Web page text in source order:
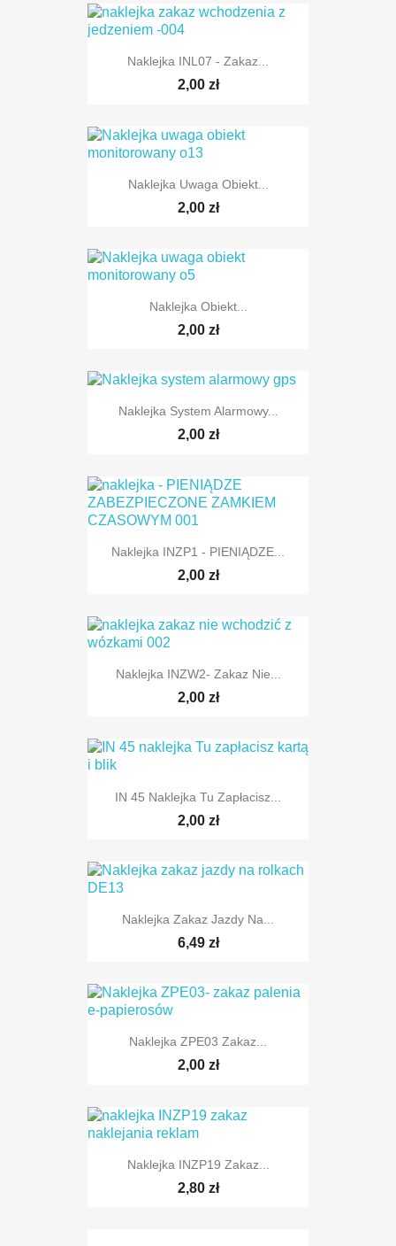
Naklejka INL07 - Zakaz...
2,00 zł
Naklejka Uwaga Obiekt...
2,00 zł
Naklejka Obiekt...
2,00 zł
Naklejka System Alarmowy...
2,00 zł
Naklejka INZP1 - PIENIĄDZE...
2,00 zł
Naklejka INZW2- Zakaz Nie...
2,00 zł
IN 45 Naklejka Tu Zapłacisz...
2,00 zł
Naklejka Zakaz Jazdy Na...
6,49 zł
Naklejka ZPE03 Zakaz...
2,00 zł
Naklejka INZP19 Zakaz...
2,80 zł